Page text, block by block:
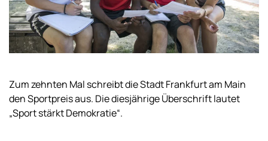
Zum zehnten Mal schreibt die Stadt Frankfurt am Main
den Sportpreis aus. Die diesjährige Überschrift lautet
„Sport stärkt Demokratie“.